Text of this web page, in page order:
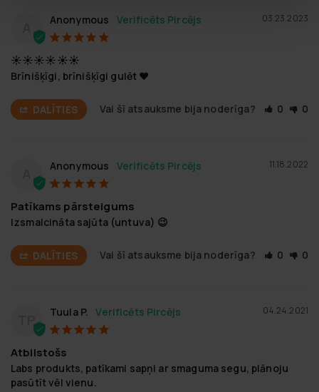
03.23.2023
Anonymous
☀️☀️☀️☀️☀️☀️
Brīnišķīgi, brīnišķīgi gulēt ♥️
DALĪTIES Vai šī atsauksme bija noderīga? 0 0
11.18.2022
Anonymous
Patīkams pārsteigums
Izsmalcināta sajūta (untuva) 😉
DALĪTIES Vai šī atsauksme bija noderīga? 0 0
TP
04.24.2021
Tuula P.
Atbilstošs
Labs produkts, patīkami sapņi ar smaguma segu, plānoju
pasūtīt vēl vienu.